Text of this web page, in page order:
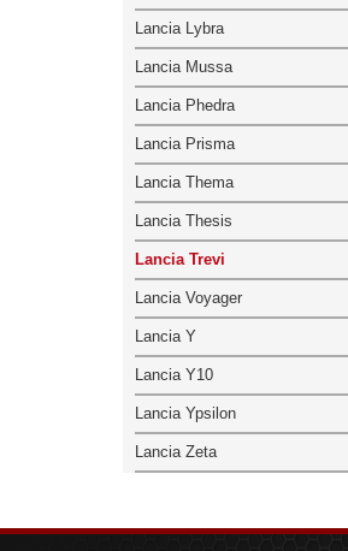
Lancia Lybra
Lancia Mussa
Lancia Phedra
Lancia Prisma
Lancia Thema
Lancia Thesis
Lancia Trevi
Lancia Voyager
Lancia Y
Lancia Y10
Lancia Ypsilon
Lancia Zeta